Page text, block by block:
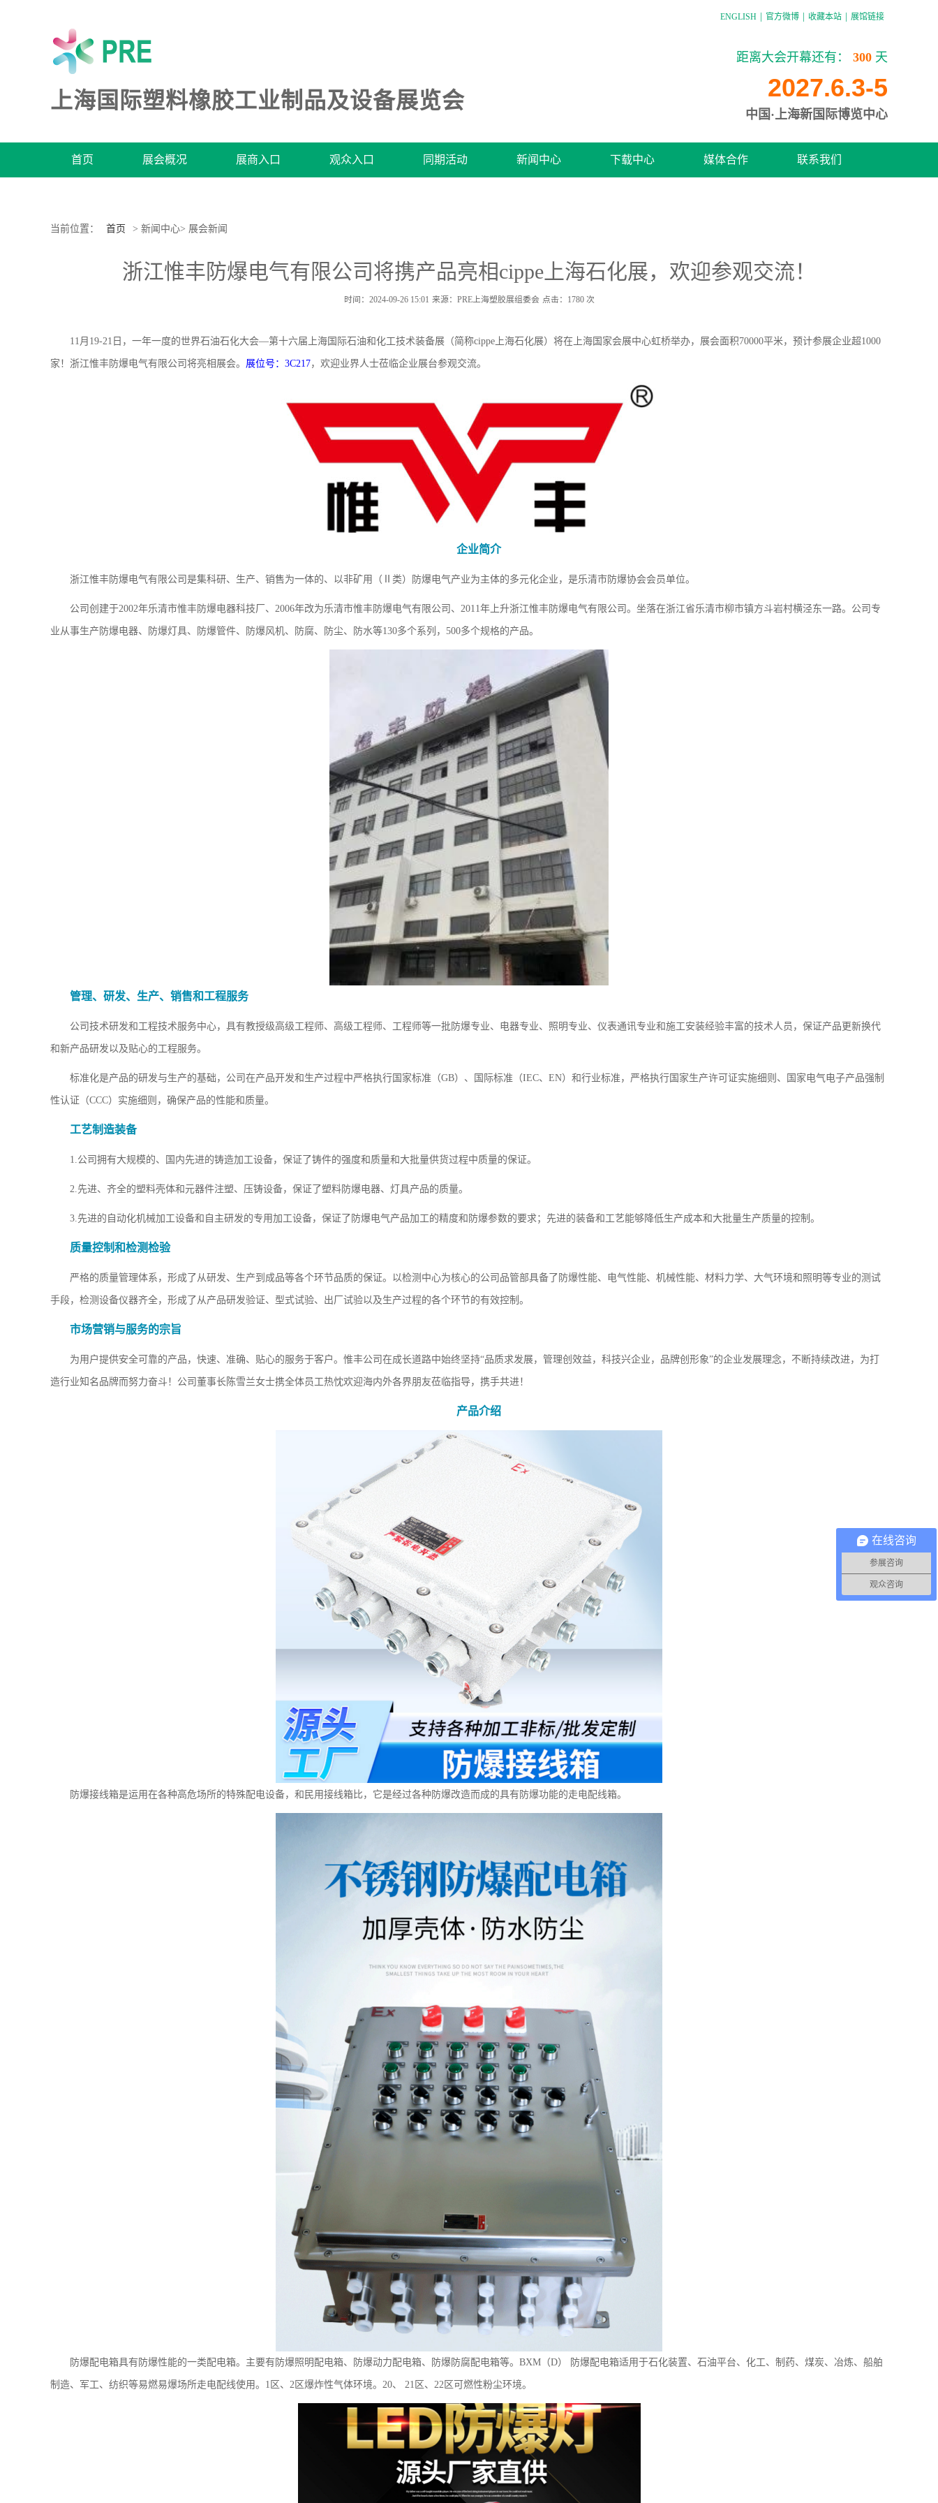
上海国际塑料橡胶工业制品及设备展览会
ENGLISH 官方微博 收藏本站 展馆链接
距离大会开幕还有： 300 天
2027.6.3-5
中国·上海新国际博览中心
首页 展会概况 展商入口 观众入口 同期活动 新闻中心 下载中心 媒体合作 联系我们
当前位置： 首页 > 新闻中心> 展会新闻
浙江惟丰防爆电气有限公司将携产品亮相cippe上海石化展，欢迎参观交流！
时间：2024-09-26 15:01 来源：PRE上海塑胶展组委会 点击： 1780 次
11月19-21日，一年一度的世界石油石化大会—第十六届上海国际石油和化工技术装备展（简称cippe上海石化展）将在上海国家会展中心虹桥举办，展会面积70000平米，预计参展企业超1000
家！浙江惟丰防爆电气有限公司将亮相展会。 展位号：3C217，欢迎业界人士莅临企业展台参观交流。
企业简介
浙江惟丰防爆电气有限公司是集科研、生产、销售为一体的、以非矿用（Ⅱ类）防爆电气产业为主体的多元化企业，是乐清市防爆协会会员单位。
公司创建于2002年乐清市惟丰防爆电器科技厂、2006年改为乐清市惟丰防爆电气有限公司、2011年上升浙江惟丰防爆电气有限公司。坐落在浙江省乐清市柳市镇方斗岩村横泾东一路。公司专
业从事生产防爆电器、防爆灯具、防爆管件、防爆风机、防腐、防尘、防水等130多个系列，500多个规格的产品。
管理、研发、生产、销售和工程服务
公司技术研发和工程技术服务中心，具有教授级高级工程师、高级工程师、工程师等一批防爆专业、电器专业、照明专业、仪表通讯专业和施工安装经验丰富的技术人员，保证产品更新换代
和新产品研发以及贴心的工程服务。
标准化是产品的研发与生产的基础，公司在产品开发和生产过程中严格执行国家标准（GB）、国际标准（IEC、EN）和行业标准，严格执行国家生产许可证实施细则、国家电气电子产品强制
性认证（CCC）实施细则，确保产品的性能和质量。
工艺制造装备
1.公司拥有大规模的、国内先进的铸造加工设备，保证了铸件的强度和质量和大批量供货过程中质量的保证。
2.先进、齐全的塑料壳体和元器件注塑、压铸设备，保证了塑料防爆电器、灯具产品的质量。
3.先进的自动化机械加工设备和自主研发的专用加工设备，保证了防爆电气产品加工的精度和防爆参数的要求；先进的装备和工艺能够降低生产成本和大批量生产质量的控制。
质量控制和检测检验
严格的质量管理体系，形成了从研发、生产到成品等各个环节品质的保证。以检测中心为核心的公司品管部具备了防爆性能、电气性能、机械性能、材料力学、大气环境和照明等专业的测试
手段，检测设备仪器齐全，形成了从产品研发验证、型式试验、出厂试验以及生产过程的各个环节的有效控制。
市场营销与服务的宗旨
为用户提供安全可靠的产品，快速、准确、贴心的服务于客户。惟丰公司在成长道路中始终坚持“品质求发展，管理创效益，科技兴企业，品牌创形象”的企业发展理念，不断持续改进，为打
造行业知名品牌而努力奋斗！公司董事长陈雪兰女士携全体员工热忱欢迎海内外各界朋友莅临指导，携手共进！
产品介绍
防爆接线箱是运用在各种高危场所的特殊配电设备，和民用接线箱比，它是经过各种防爆改造而成的具有防爆功能的走电配线箱。
防爆配电箱具有防爆性能的一类配电箱。主要有防爆照明配电箱、防爆动力配电箱、防爆防腐配电箱等。BXM（D） 防爆配电箱适用于石化装置、石油平台、化工、制药、煤炭、冶炼、船舶
制造、军工、纺织等易燃易爆场所走电配线使用。1区、2区爆炸性气体环境。20、 21区、22区可燃性粉尘环境。
在线咨询
参展咨询
观众咨询